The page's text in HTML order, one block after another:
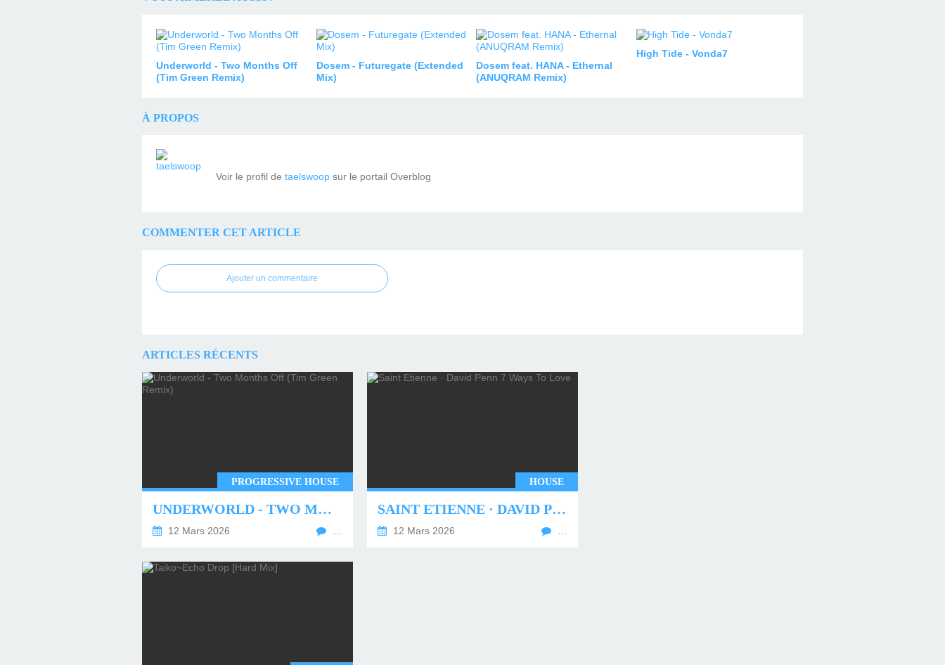
Underworld - Two Months Off
(Tim Green Remix)
Dosem - Futuregate (Extended
Mix)
Dosem feat. HANA - Ethernal
(ANUQRAM Remix)
High Tide - Vonda7
À PROPOS
Voir le profil de taelswoop sur le portail Overblog
COMMENTER CET ARTICLE
Ajouter un commentaire
ARTICLES RÉCENTS
PROGRESSIVE HOUSE
UNDERWORLD - TWO MONTHS OFF (TIM GREEN REMIX)
12 Mars 2026
HOUSE
SAINT ETIENNE · DAVID PENN 7 WAYS TO LOVE
12 Mars 2026